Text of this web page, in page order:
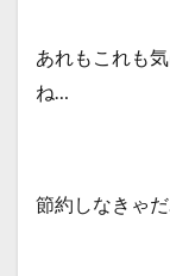
あれもこれも
ね…
節約しなきゃ